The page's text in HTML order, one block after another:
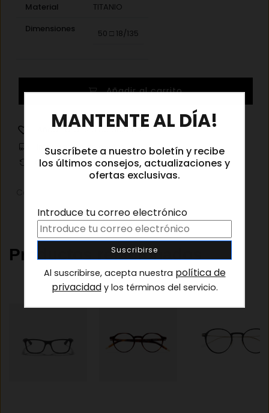
Material
TITANIO
Dimensiones
50 □ 18/135
U16
cantidad
Añadir al carrito
Añadir a la lista de deseos
Información de envíos
Cambios y devoluciones
Productos relacionados
MANTENTE AL DÍA!
Suscríbete a nuestro boletín y recibe
los últimos consejos, actualizaciones y
ofertas exclusivas.
Introduce tu correo electrónico
Al suscribirse, acepta nuestra política de
privacidady los términos del servicio.